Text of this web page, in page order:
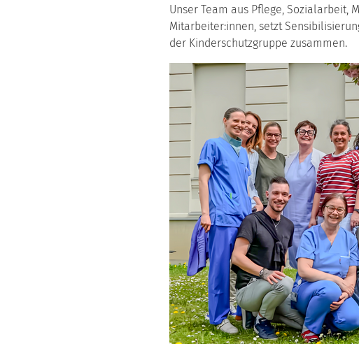
Unser Team aus Pflege, Sozialarbeit,
Mitarbeiter:innen, setzt
der Kinderschutzgruppe zusammen.